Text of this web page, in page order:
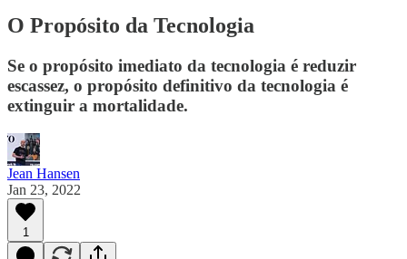
O Propósito da Tecnologia
Se o propósito imediato da tecnologia é reduzir
escassez, o propósito definitivo da tecnologia é
extinguir a mortalidade.
Jean Hansen
Jan 23, 2022
1